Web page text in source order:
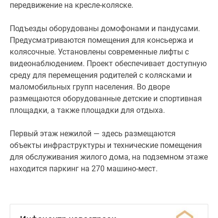
детские
спортивная
площадки,
а
также
площадки
для
отдыха.
этаж
нежилой
—
здесь
передвижение на кресле-коляске.
Подъезды оборудованы домофонами и пандусами.
Предусматриваются помещения для консьержа и
колясочные. Установлены современные лифты с
видеонаблюдением. Проект обеспечивает доступную
среду для перемещения родителей с колясками и
маломобильных групп населения. Во дворе
размещаются оборудованные детские и спортивная
площадки, а также площадки для отдыха.
Первый этаж нежилой — здесь размещаются
объекты инфраструктуры и технические помещения
для обслуживания жилого дома, на подземном этаже
находится паркинг на 270 машино-мест.